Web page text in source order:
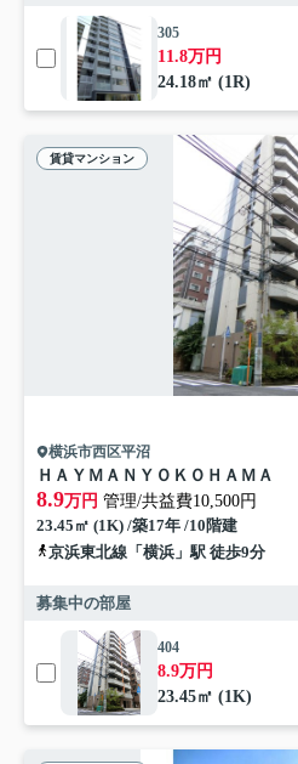
305
11.8万円
24.18㎡ (1R)
賃貸マンション
横浜市西区平沼
ＨＡＹＭＡＮＹＯＫＯＨＡＭＡ
8.9万円 管理/共益費10,500円
23.45㎡ (1K) /築17年 /10階建
京浜東北線「横浜」駅 徒歩9分
募集中の部屋
404
8.9万円
23.45㎡ (1K)